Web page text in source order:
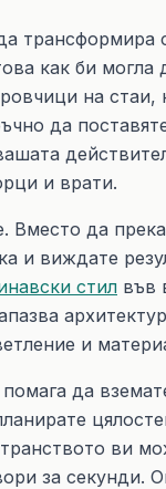
трансформира
как би могла
на стаи,
да
и врати.
Вместо да
и виждате
стил във
и
да
ви
за секунди.